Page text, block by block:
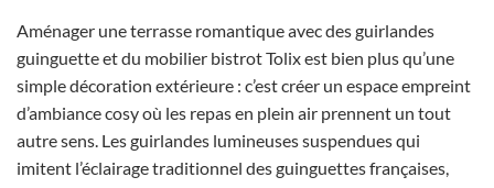
Aménager une terrasse romantique avec des guirlandes
guinguette et du mobilier bistrot Tolix est bien plus qu’une
simple décoration extérieure : c’est créer un espace empreint
d’ambiance cosy où les repas en plein air prennent un tout
autre sens. Les guirlandes lumineuses suspendues qui
imitent l’éclairage traditionnel des guinguettes françaises,